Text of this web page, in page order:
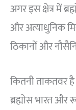
अगर इस क्षेत्र में
और अत्याधुनिक
ठिकानों और
कितनी ताकतवर है
ब्रह्मोस भारत